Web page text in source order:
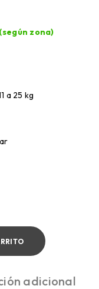
zona)
a 25 kg
adicional